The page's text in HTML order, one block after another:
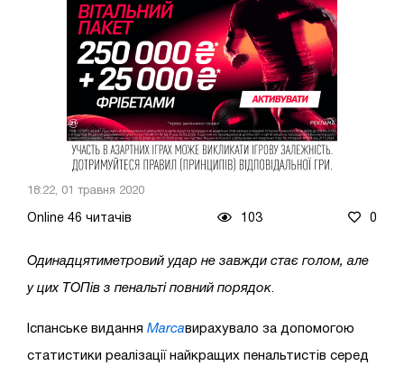
18:22, 01 травня 2020
Online 46 читачів 103 0
Одинадцятиметровий удар не завжди стає голом, але
у цих ТОПів з пенальті повний порядок
Іспанське видання Marcaвирахувало за допомогою
статистики реалізації найкращих пенальтистів серед